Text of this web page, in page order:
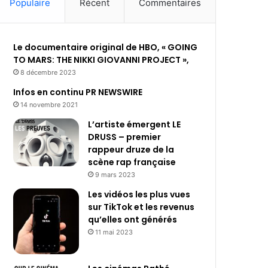
Populaire Récent Commentaires
Le documentaire original de HBO, « GOING
TO MARS: THE NIKKI GIOVANNI PROJECT »,
8 décembre 2023
Infos en continu PR NEWSWIRE
14 novembre 2021
L’artiste émergent LE
DRUSS – premier
rappeur druze de la
scène rap française
9 mars 2023
Les vidéos les plus vues
sur TikTok et les revenus
qu’elles ont générés
11 mai 2023